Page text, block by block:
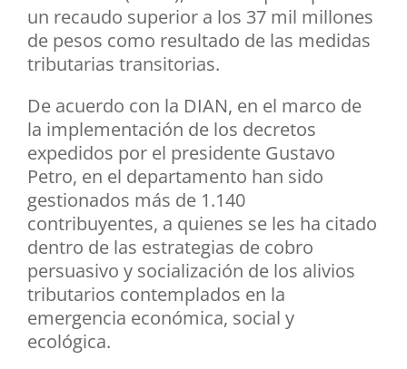
un recaudo superior a los 37 mil millones
de pesos como resultado de las medidas
tributarias transitorias.
De acuerdo con la DIAN, en el marco de
la implementación de los decretos
expedidos por el presidente Gustavo
Petro, en el departamento han sido
gestionados más de 1.140
contribuyentes, a quienes se les ha citado
dentro de las estrategias de cobro
persuasivo y socialización de los alivios
tributarios contemplados en la
emergencia económica, social y
ecológica.